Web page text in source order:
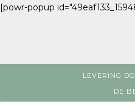
[powr-popup
LEVERING
DE